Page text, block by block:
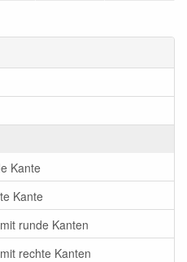
Kante
Kante
runde Kanten
rechte Kanten